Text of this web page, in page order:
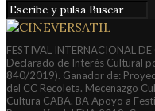
FESTIVAL INTERNACIONAL
Declarado de Interés Cultural
840/2019). Ganador de:
del CC Recoleta. Mecenazgo
Cultura CABA. BA Apoyo a